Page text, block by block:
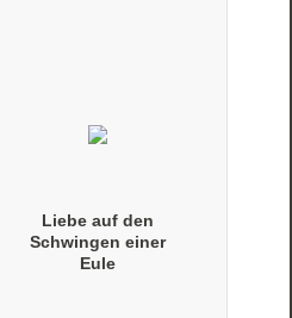
Liebe auf den
Schwingen einer
Eule